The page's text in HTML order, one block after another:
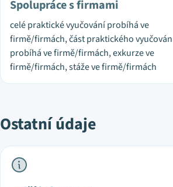
Spolupráce s firmami
celé praktické vyučování probíhá ve
firmě/firmách, část praktického
probíhá ve firmě/firmách, exkurze ve
firmě/firmách, stáže ve firmě/firmách
Ostatní údaje